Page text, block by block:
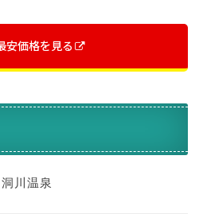
安価格を見る
川温泉